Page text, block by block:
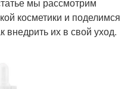
мы рассмотрим
косметики и поделимся
внедрить их в свой уход.